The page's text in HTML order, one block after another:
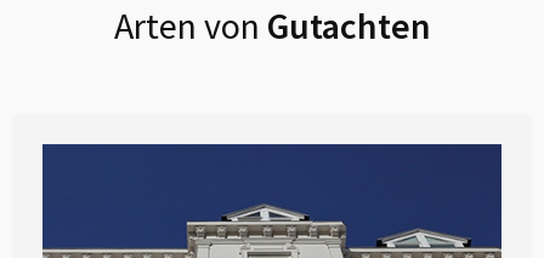
Arten von Gutachten